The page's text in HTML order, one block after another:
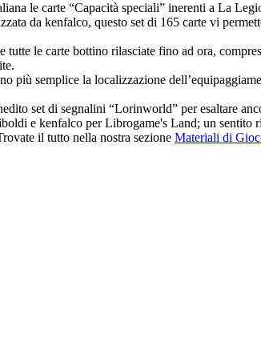
le carte “Capacità speciali” inerenti a La
da kenfalco, questo set di 165 carte vi
tutte le carte bottino rilasciate fino ad ora,
più semplice la localizzazione
set di segnalini “Lorinworld” per esaltare
e kenfalco per Librogame's Land; un
il tutto nella nostra sezione Materiali di